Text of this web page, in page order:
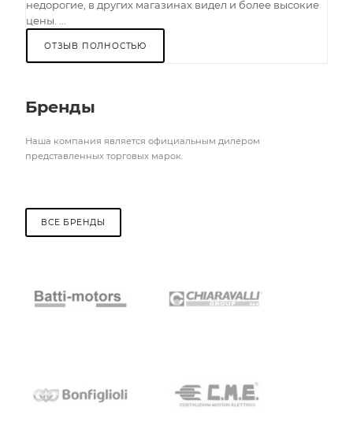
недорогие, в других магазинах видел и более высокие
цены. ...
ОТЗЫВ ПОЛНОСТЬЮ
Бренды
Наша компания является официальным дилером
представленных торговых марок.
ВСЕ БРЕНДЫ